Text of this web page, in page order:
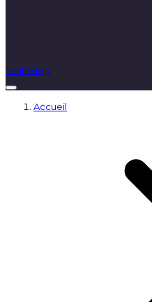
TarifsBlog
Accueil